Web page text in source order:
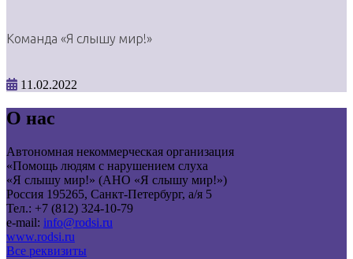
Команда «Я слышу мир!»
11.02.2022
О нас
Автономная некоммерческая организация
«Помощь людям с нарушением слуха
«Я слышу мир!» (АНО «Я слышу мир!»)
Россия 195265, Санкт-Петербург, а/я 5
Тел.: +7 (812) 324-10-79
e-mail: info@rodsi.ru
www.rodsi.ru
Все реквизиты